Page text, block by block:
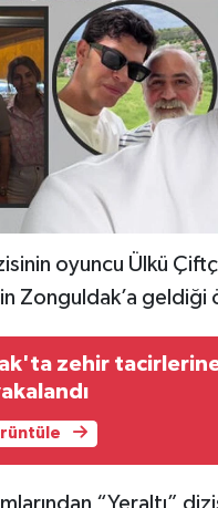
oyuncu Ülkü
Zonguldak’a
zehir
“Yeraltı”